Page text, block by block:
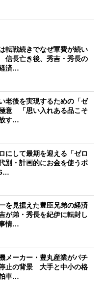
転戦続きでなぜ軍費が続い
長亡き後、秀吉・秀長の
済…
老後を実現するための「ゼ
意 「思い入れある品こそ
す…
にして最期を迎える「ゼロ
別・計画的にお金を使うポ
を見据えた豊臣兄弟の経済
が弟・秀長を紀伊に転封し
情…
メーカー・豊丸産業がパチ
止の背景 大手と中小の格
車…